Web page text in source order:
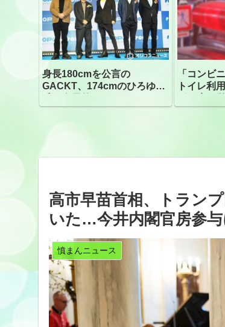
身長180cmを公言の
GACKT、174cmのひろゆき
トざわつき イベントでの写
「コンビ
トイレ利
高市早苗首相、トラン
いた…今井内閣官房参
憤まんニュース